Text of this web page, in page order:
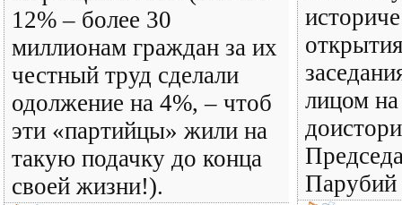
12% – более 30
миллионам граждан за их
честный труд сделали
одолжение на 4%, – чтоб
эти «партийцы» жили на
такую подачку до конца
своей жизни!).
лицом на
Парубий